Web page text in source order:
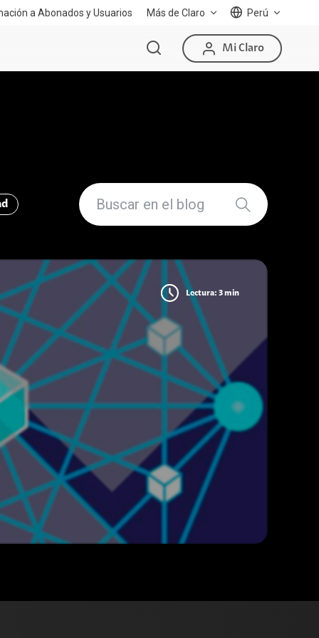
a Abonados y Usuarios Más de Claro Perú
Mi Claro
Lectura: 3 min